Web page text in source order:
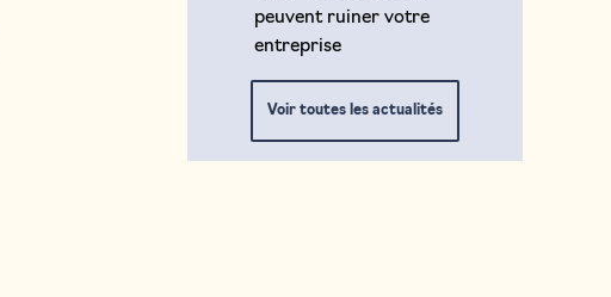
peuvent ruiner votre
entreprise
Voir toutes les actualités